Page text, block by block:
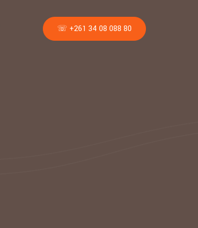
☏ +261 34 08 088 80